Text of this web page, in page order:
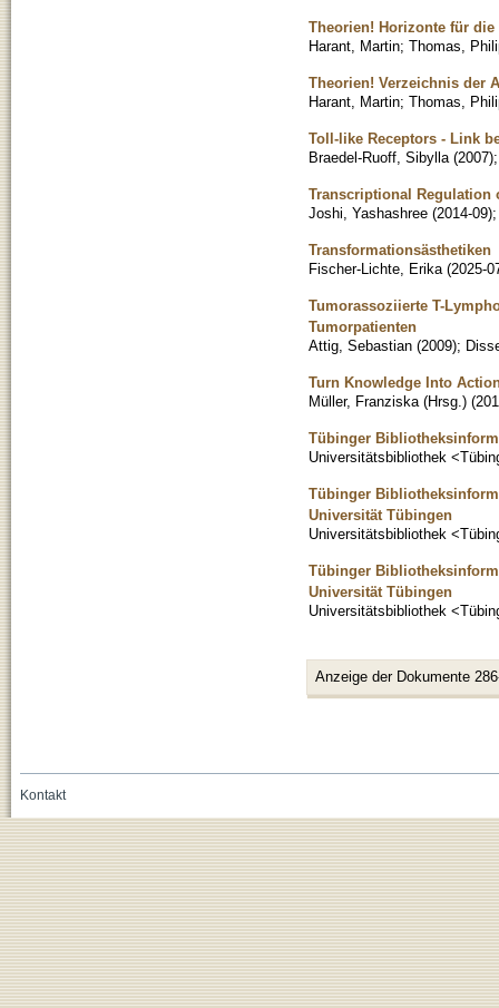
Theorien! Horizonte für
Harant, Martin; Thomas,
Theorien! Verzeichnis der
Harant, Martin; Thomas,
Toll-like Receptors - Link
Braedel-Ruoff, Sibylla (2007)
Transcriptional Regulation
Joshi, Yashashree (2014-09)
Transformationsästhetiken
Fischer-Lichte, Erika (2025-
Tumorassoziierte T-
Tumorpatienten
Attig, Sebastian (2009);
Turn Knowledge Into
Müller, Franziska (Hrsg.) (
Tübinger
Universitätsbibliothek
Tübinger
Universität Tübingen
Universitätsbibliothek
Tübinger
Universität Tübingen
Universitätsbibliothek
Anzeige der Dokumente
Kontakt